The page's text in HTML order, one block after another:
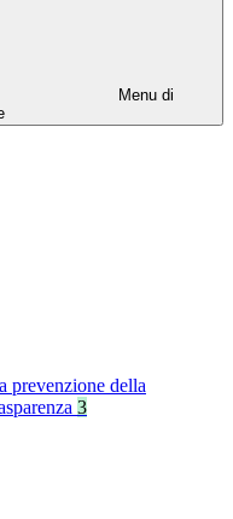
Menu di
prevenzione della
3